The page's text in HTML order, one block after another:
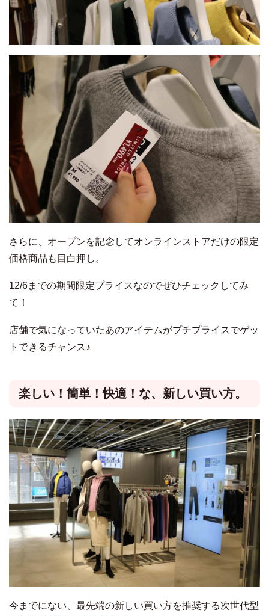
さらに、オープンを記念してオンラインストアだけの限定
価格商品も目白押し。
12/6までの期間限定プライスなのでぜひチェックしてみ
て！
店舗で気になっていたあのアイテムがプチプライスでゲッ
トできるチャンス♪
楽しい！簡単！快適！な、新しい買い方。
今までにない、最先端の新しい買い方を推奨する次世代型